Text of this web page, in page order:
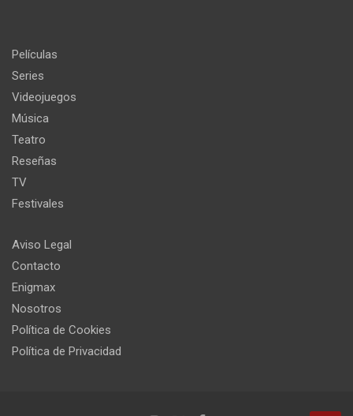
Películas
Series
Videojuegos
Música
Teatro
Reseñas
TV
Festivales
Aviso Legal
Contacto
Enigmax
Nosotros
Política de Cookies
Política de Privacidad